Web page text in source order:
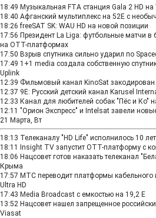
18:49 Музыкальная FTA станция Gala 2 HD на
18:40 Афганский мультиплекс на 52Е с
18:26 freeSAT SK: WAU HD на новой позиции
17:56 Президент La Liga: футбольные матчи в
на OTT-платформах
17:50 Взрыв спутника сильно ударил по
17:49 1+1 media создала собственную
Uplink
12:39 Фильмовый канал KinoSat закодирован
12:37 9E: Русский детский канал Karusel
12:33 Канал для любителей собак "Пёс и Ко"
12:11 "Орион Экспресс" и Intelsat завели
21 Марта, Вт
18:13 Телеканалу "HD Life" исполнилось 10 лет
18:11
Insight TV запустит OTT-платформу с
18:06 Нацсовет готов наказать телеканал
Крыма
17:57 МТС переводит платформы кабельного
Ultra HD
17:43 Media Broadcast с емкостью на 19,2 E
13:52 Нацсовет нашел запрещенное
Viasat